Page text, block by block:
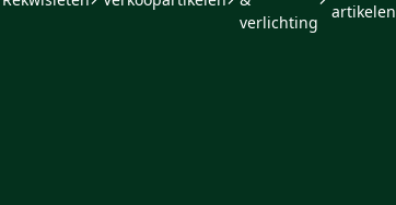
verlichting
artikelen